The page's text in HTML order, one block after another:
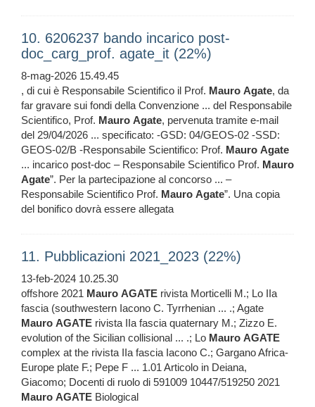
10. 6206237 bando incarico post-
doc_carg_prof. agate_it (22%)
8-mag-2026 15.49.45
, di cui è Responsabile Scientifico il Prof. Mauro Agate, da
far gravare sui fondi della Convenzione ... del Responsabile
Scientifico, Prof. Mauro Agate, pervenuta tramite e-mail
del 29/04/2026 ... specificato: -GSD: 04/GEOS-02 -SSD:
GEOS-02/B -Responsabile Scientifico: Prof. Mauro Agate
... incarico post-doc – Responsabile Scientifico Prof. Mauro
Agate”. Per la partecipazione al concorso ... –
Responsabile Scientifico Prof. Mauro Agate”. Una copia
del bonifico dovrà essere allegata
11. Pubblicazioni 2021_2023 (22%)
13-feb-2024 10.25.30
offshore 2021 Mauro AGATE rivista Morticelli M.; Lo IIa
fascia (southwestern Iacono C. Tyrrhenian ... .; Agate
Mauro AGATE rivista IIa fascia quaternary M.; Zizzo E.
evolution of the Sicilian collisional ... .; Lo Mauro AGATE
complex at the rivista IIa fascia Iacono C.; Gargano Africa-
Europe plate F.; Pepe F ... 1.01 Articolo in Deiana,
Giacomo; Docenti di ruolo di 591009 10447/519250 2021
Mauro AGATE Biological